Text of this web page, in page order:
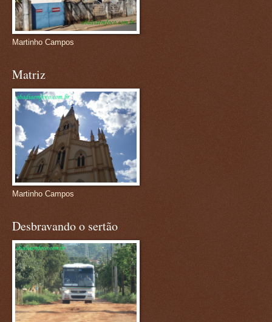
Martinho Campos
Matriz
Martinho Campos
Desbravando o sertão